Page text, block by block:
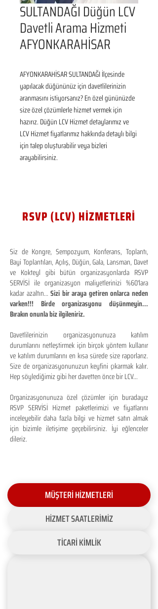
SULTANDAĞI Düğün LCV
Davetli Arama Hizmeti
AFYONKARAHİSAR
AFYONKARAHİSAR SULTANDAĞI İlçesinde
yapılacak düğününüz için davetlilerinizin
aranmasını istiyorsanız? En özel gününüzde
size özel çözümlerle hizmet vermek için
hazırız. Düğün LCV Hizmet detaylarımız ve
LCV Hizmet fiyatlarımız hakkında detaylı bilgi
için talep oluşturabilir veya bizleri
arayabilirsiniz.
RSVP (LCV) HİZMETLERİ
Siz de Kongre, Sempozyum, Konferans, Toplantı,
Bayi Toplantıları, Açılış, Düğün, Gala, Lansman, Davet
ve Kokteyl gibi bütün organizasyonlarda RSVP
SERVİSİ ile organizasyon maliyetlerinizi %60'lara
kadar azaltın...Sizi bir araya getiren onlarca neden
varken!!! Birde organizasyonu düşünmeyin...
Bırakın onunla biz ilgileniriz.
Davetlilerinizin organizasyonunuza katılım
durumlarını netleştirmek için birçok yöntem kullanır
ve katılım durumlarını en kısa sürede size raporlarız.
Size de organizasyonunuzun keyfini çıkarmak kalır.
Hep söylediğimiz gibi her davetten önce bir LCV...
Organizasyonunuza özel çözümler için buradayız
RSVP SERVİSİ Hizmet paketlerimizi ve fiyatlarını
inceleyebilir daha fazla bilgi ve hizmet satın almak
için bizimle iletişime geçebilirsiniz. İyi eğlenceler
dileriz.
MÜŞTERİ HİZMETLERİ
HİZMET SAATLERİMİZ
TİCARİ KİMLİK